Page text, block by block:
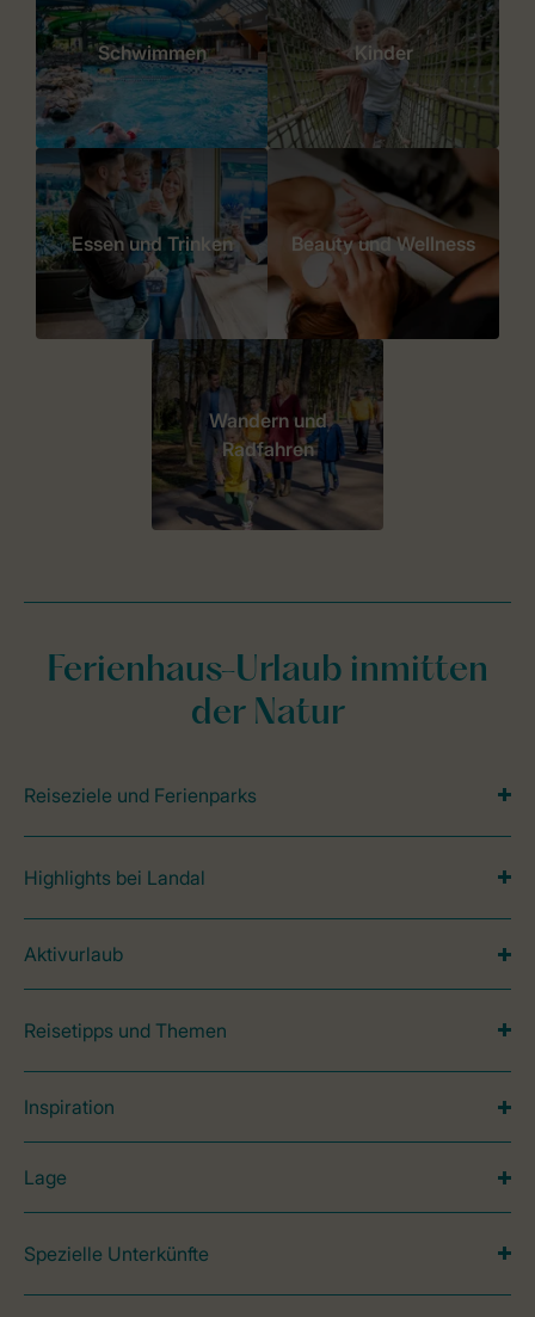
Schwimmen Kinder
Essen und Trinken Beauty und Wellness
Wandern und
Radfahren
Ferienhaus-Urlaub inmitten
der Natur
Reiseziele und Ferienparks
Highlights bei Landal
Aktivurlaub
Reisetipps und Themen
Inspiration
Lage
Spezielle Unterkünfte